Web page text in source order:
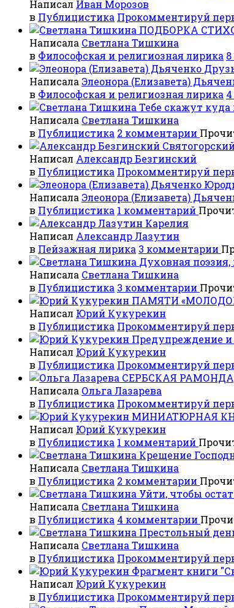
Написал Иван Морозов
в Публицистика Прокомментируй
ПОДБОРКА
Написала Светлана Тишкина
в Философская и религиозная лирика
Написала Элеонора (Елизавета)
в Философская и религиозная лирика
Тебе скажут
Написала Светлана Тишкина
в Публицистика 2 комментарии
Написал Александр Безгинский
в Публицистика Прокомментируй
Написала Элеонора (Елизавета)
в Публицистика 1 комментарий
Карелия
Написал Александр Лазутин
в Пейзажная лирика 3 комментарии
Духовная
Написала Светлана Тишкина
в Публицистика 3 комментарии
ПАМЯТИ
Написал Юрий Кукурекин
в Публицистика Прокомментируй
Предупреждение и
Написал Юрий Кукурекин
в Публицистика Прокомментируй
СЕРБСКАЯ РАМОНДА,
Написала Ольга Лазарева
в Публицистика Прокомментируй
МИНИАТЮРНАЯ
Написал Юрий Кукурекин
в Публицистика 1 комментарий
Крещение
Написала Светлана Тишкина
в Публицистика 2 комментарии
Уйти, чтобы
Написала Светлана Тишкина
в Публицистика 4 комментарии
Престольный
Написала Светлана Тишкина
в Публицистика Прокомментируй
Фрагмент книги
Написал Юрий Кукурекин
в Публицистика Прокомментируй